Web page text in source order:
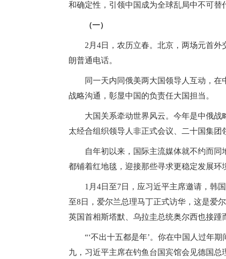
和确定性，引领中国成为全球乱局中不可替
（一）
2月4日，农历立春。北京，两场元首
朗普通电话。
同一天内同俄美两大国领导人互动，
战略沟通，彰显中国的负责任大国担当。
大国关系牵动世界风云。今年是中俄
太经合组织领导人非正式会议、二十国集
自年初以来，国际主流媒体就不约而
都铺着红地毯，迎接那些寻求更稳定发展环
1月4日至7日，应习近平主席邀请，韩
至8日，爱尔兰总理马丁正式访华，这是爱
英国首相斯塔默、乌拉圭总统奥尔西也接
“‘不出十五都是年’。你在中国人过年
九，习近平主席在钓鱼台国宾馆会见德国总